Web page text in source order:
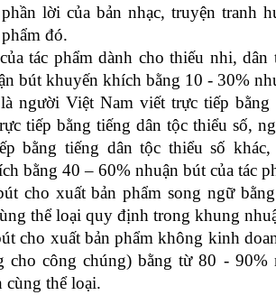
lời của bản nhạc, truyện tranh
đó.
tác phẩm dành cho thiếu nhi,
bút khuyến khích bằng 10 - 30%
người Việt Nam viết trực tiếp
tiếp bằng tiếng dân tộc thiểu số,
bằng tiếng dân tộc thiểu số
bằng 40 – 60% nhuận bút của tác
cho xuất bản phẩm song ngữ
thể loại quy định trong khung
cho xuất bản phẩm không kinh
cho công chúng) bằng từ 80 - 90%
cùng thể loại.